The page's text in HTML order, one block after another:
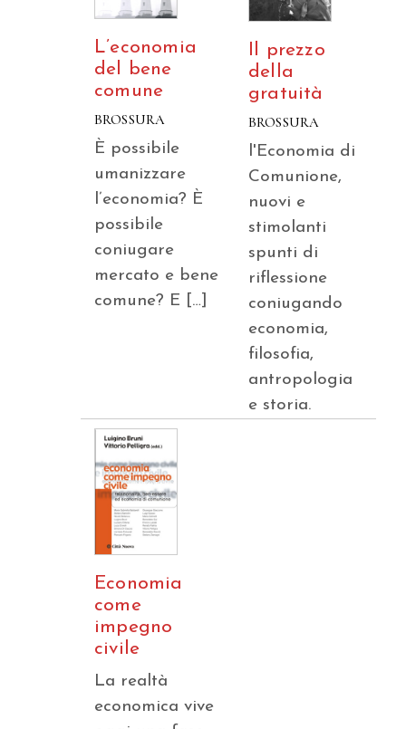
L’economia
del bene
comune
BROSSURA
È possibile
umanizzare
l’economia? È
possibile
coniugare
mercato e bene
comune? E […]
Il prezzo
della
gratuità
BROSSURA
l'Economia di
Comunione,
nuovi e
stimolanti
spunti di
riflessione
coniugando
economia,
filosofia,
antropologia
e storia.
Economia
come
impegno
civile
La realtà
economica vive